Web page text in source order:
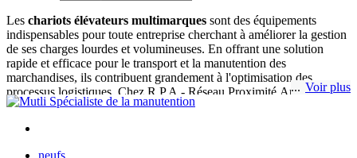
Les chariots élévateurs multimarques sont des équipements
indispensables pour toute entreprise cherchant à améliorer la gestion
de ses charges lourdes et volumineuses. En offrant une solution
rapide et efficace pour le transport et la manutention des
marchandises, ils contribuent grandement à l'optimisation des
processus logistiques. Chez R.P.A - Réseau Proximité Aprolis, nous
mettons à disposition une gamme de chariots élévateurs location-
Voir plus